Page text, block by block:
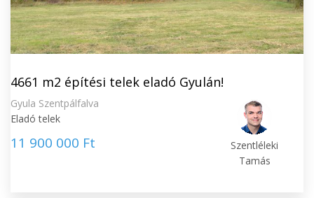
4661 m2 építési telek eladó Gyulán!
Gyula Szentpálfalva
Eladó telek
11 900 000 Ft
Szentléleki
Tamás